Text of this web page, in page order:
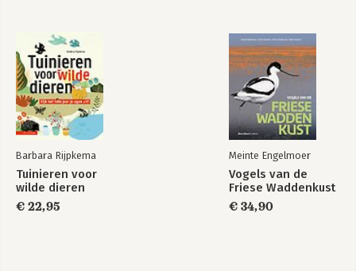
Barbara Rijpkema
Tuinieren voor
wilde dieren
€ 22,95
Meinte Engelmoer
Vogels van de
Friese Waddenkust
€ 34,90